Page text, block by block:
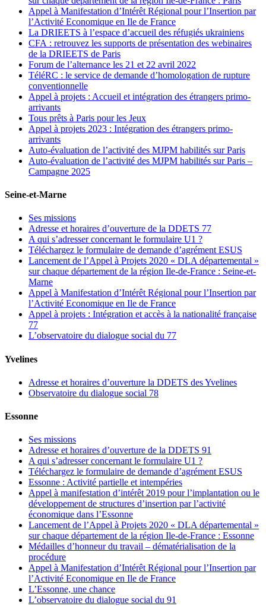
Appel à Manifestation d’Intérêt Régional pour l’Insertion par
l’Activité Economique en Ile de France
La DRIEETS à l’espace d’accueil des réfugiés ukrainiens
CFA : retrouvez les supports de présentation des webinaires
de la DRIEETS de Paris
Forum de l’alternance les 21 et 22 avril 2022
TéléRC : le service de demande d’homologation de rupture
conventionnelle
Appel à projets : Accueil et intégration des étrangers primo-
arrivants
Tous prêts à Paris pour les Jeux
Appel à projets 2023 : Intégration des étrangers primo-
arrivants
Auto-évaluation de l’activité des MJPM habilités sur Paris
Auto-évaluation de l’activité des MJPM habilités sur Paris –
Campagne 2025
Seine-et-Marne
Ses missions
Adresse et horaires d’ouverture de la DDETS 77
A qui s’adresser concernant le formulaire U1 ?
Téléchargez le formulaire de demande d’agrément ESUS
Lancement de l’Appel à Projets 2020 « DLA départemental »
sur chaque département de la région Ile-de-France : Seine-et-
Marne
Appel à Manifestation d’Intérêt Régional pour l’Insertion par
l’Activité Economique en Ile de France
Appel à projets : Intégration et accès à la nationalité française
77
L’observatoire du dialogue social du 77
Yvelines
Adresse et horaires d’ouverture la DDETS des Yvelines
Observatoire du dialogue social 78
Essonne
Ses missions
Adresse et horaires d’ouverture de la DDETS 91
A qui s’adresser concernant le formulaire U1 ?
Téléchargez le formulaire de demande d’agrément ESUS
Essonne : Activité partielle et intempéries
Appel à manifestation d’intérêt 2019 pour l’implantation ou le
développement de structures d’insertion par l’activité
économique dans l’Essonne
Lancement de l’Appel à Projets 2020 « DLA départemental »
sur chaque département de la région Ile-de-France : Essonne
Médailles d’honneur du travail – dématérialisation de la
procédure
Appel à Manifestation d’Intérêt Régional pour l’Insertion par
l’Activité Economique en Ile de France
L’Essonne, une chance
L’observatoire du dialogue social du 91